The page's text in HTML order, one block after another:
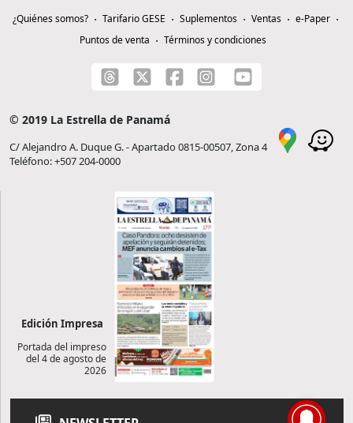
¿Quiénes somos? Tarifario GESE Suplementos Ventas
e-Paper
Puntos de venta
Términos y condiciones
© 2019 La Estrella de Panamá
C/ Alejandro A. Duque G. - Apartado 0815-00507, Zona 4
Teléfono: +507 204-0000
Edición Impresa
Portada del impreso
del 4 de agosto de
2026